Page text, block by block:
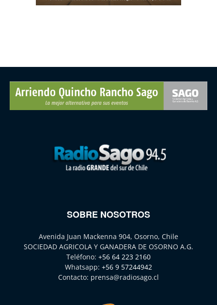
SOBRE NOSOTROS
Avenida Juan Mackenna 904, Osorno, Chile
SOCIEDAD AGRICOLA Y GANADERA DE OSORNO A.G.
Teléfono: +56 64 223 2160
Whatsapp: +56 9 57244942
Contacto: prensa@radiosago.cl